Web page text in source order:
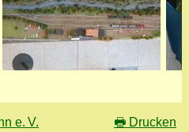
e. V. 🖶 Drucken